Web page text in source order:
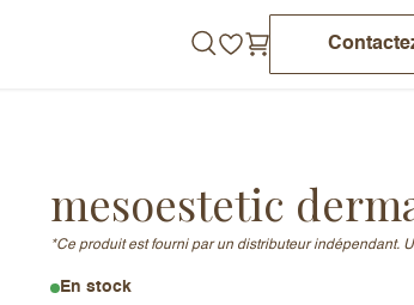
mesoestetic
*Ce produit est fourni par un distributeur indépendant.
En stock